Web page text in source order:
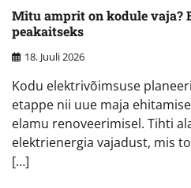
Mitu amprit on kodule vaja?
peakaitseks
18. Juuli 2026
Kodu elektrivõimsuse
etappe nii uue maja
elamu renoveerimisel. Tihti
elektrienergia vajadust, mis
[…]